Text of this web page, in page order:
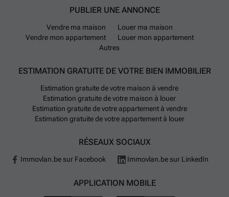
PUBLIER UNE ANNONCE
Vendre ma maison
Louer ma maison
Vendre mon appartement
Louer mon appartement
Autres
ESTIMATION GRATUITE DE VOTRE BIEN IMMOBILIER
Estimation gratuite de votre maison à vendre
Estimation gratuite de votre maison à louer
Estimation gratuite de votre appartement à vendre
Estimation gratuite de votre appartement à louer
RÉSEAUX SOCIAUX
Immovlan.be sur Facebook Immovlan.be sur LinkedIn
APPLICATION MOBILE